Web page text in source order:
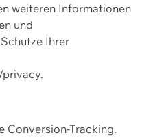
weiteren Informationen
und
Ihrer
Conversion-Tracking.